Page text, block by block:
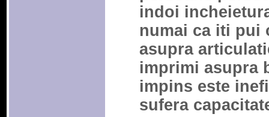
indoi
numai ca iti pui
asupra
imprimi asupra
impins este
sufera